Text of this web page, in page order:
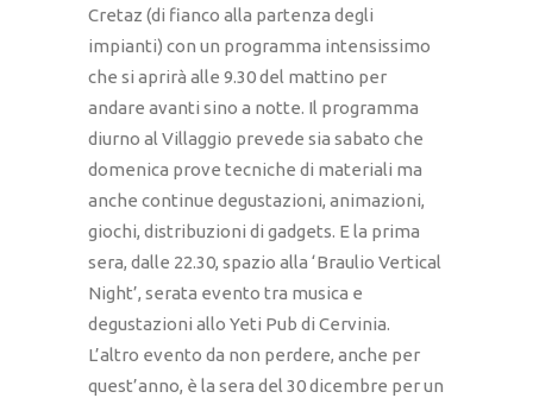
Cretaz (di fianco alla partenza degli
impianti) con un programma intensissimo
che si aprirà alle 9.30 del mattino per
andare avanti sino a notte. Il programma
diurno al Villaggio prevede sia sabato che
domenica prove tecniche di materiali ma
anche continue degustazioni, animazioni,
giochi, distribuzioni di gadgets. E la prima
sera, dalle 22.30, spazio alla ‘Braulio Vertical
Night’, serata evento tra musica e
degustazioni allo Yeti Pub di Cervinia.
L’altro evento da non perdere, anche per
quest’anno, è la sera del 30 dicembre per un